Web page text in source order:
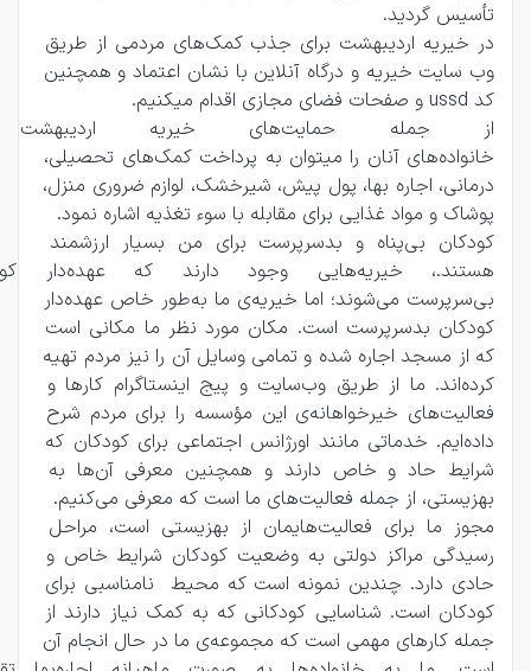
تأسیس گردید.
در خیریه اردیبهشت برای جذب کمک‌های مردمی از طریق
وب سایت خیریه و درگاه آنلاین با نشان اعتماد و همچنین
کد ussd و صفحات فضای مجازی اقدام میکنیم.
از جمله حمایت‌های خیریه
خانواده‌های آنان را میتوان به پرداخت کمک‌های تحصیلی،
درمانی، اجاره بها، پول پیش، شیرخشک، لوازم ضروری منزل،
پوشاک و مواد غذایی برای مقابله با سوء تغذیه اشاره نمود.
کودکان بی‌پناه و بدسرپرست برای من بسیار ارزشمند
هستند.، خیریه‌هایی‌ وجود
بی‌سرپرست می‌شوند؛ اما خیریه‌ی ما به‌طور خاص عهده‌دار
کودکان بدسرپرست است. مکان مورد نظر ما مکانی است
که از مسجد اجاره شده و تمامی وسایل آن را نیز مردم تهیه
کرده‌اند. ما از طریق وب‌سایت و پیج اینستاگرام کارها و
فعالیت‌های خیرخواهانه‌ی این مؤسسه را برای مردم شرح
داده‌ایم. خدماتی مانند اورژانس اجتماعی برای کودکان که
شرایط حاد و خاص دارند و همچنین معرفی آن‌ها به
بهزیستی، از جمله فعالیت‌های ما است که معرفی می‌کنیم.
مجوز ما برای فعالیت‌هایمان از بهزیستی است، مراحل
رسیدگی مراکز دولتی به وضعیت کودکان شرایط خاص و
حادی دارد. چندین نمونه است که محیط  نامناسبی برای
کودکان است. شناسایی کودکانی که به کمک نیاز دارند از
جمله کارهای مهمی است که مجموعه‌ی ما در حال انجام آن